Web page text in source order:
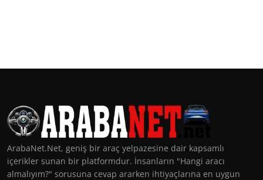
ArabaNet.Net, geniş bir araç yelpazesine dair kapsamlı
içerikler sunan bir platformdur. İnsanların "Hangi aracı
almalıyım?" sorusuna cevap ararken ihtiyaçlarına en uygun